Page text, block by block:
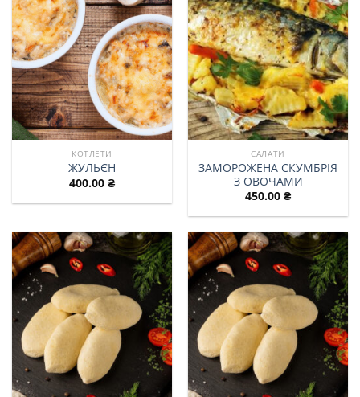
КОТЛЕТИ
ЖУЛЬЄН
400.00 ₴
САЛАТИ
ЗАМОРОЖЕНА СКУМБРІЯ
З ОВОЧАМИ
450.00 ₴